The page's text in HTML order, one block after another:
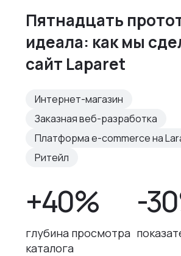
Пятнадцать
идеала: как мы
сайт Laparet
Интернет-магазин
Заказная веб-разработка
Платформа e-commerce на
Ритейл
+40%
глубина просмотра
каталога
-